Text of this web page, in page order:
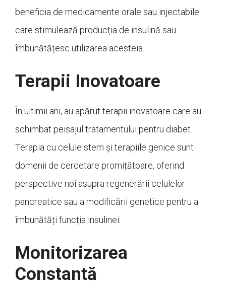
beneficia de medicamente orale sau injectabile
care stimulează producția de insulină sau
îmbunătățesc utilizarea acesteia.
Terapii Inovatoare
În ultimii ani, au apărut terapii inovatoare care au
schimbat peisajul tratamentului pentru diabet.
Terapia cu celule stem și terapiile genice sunt
domenii de cercetare promițătoare, oferind
perspective noi asupra regenerării celulelor
pancreatice sau a modificării genetice pentru a
îmbunătăți funcția insulinei.
Monitorizarea
Constantă